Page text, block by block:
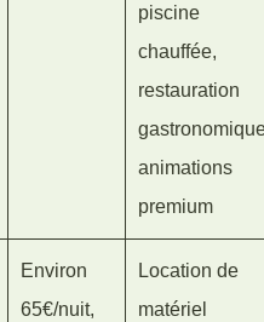
piscine
chauffée,
restauration
animations
premium
Environ
65€/nuit,
Location de
matériel